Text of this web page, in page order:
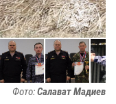
Фото:Салават Мадиев